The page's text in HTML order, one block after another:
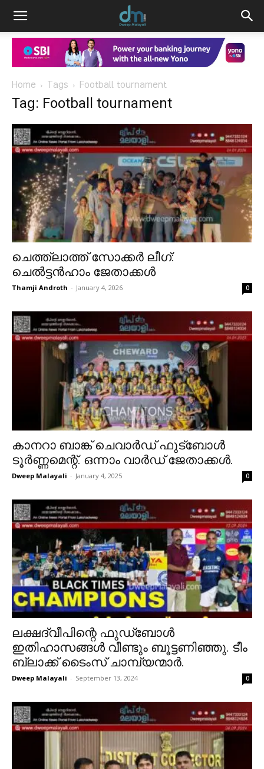
Home Tags Football tournament
Tag: Football tournament
ചെത്ത്‌ലാത്ത് സോക്കർ ലീഗ്:
ചെൽട്ടൻഹാം ജേതാക്കൾ
Thamji Androth - January 4, 2026 0
കാനറാ ബാങ്ക് ചെവാർഡ് ഫുട്ബോൾ
ടൂർണ്ണമെന്റ്. ഒന്നാം വാർഡ് ജേതാക്കൾ.
Dweep Malayali - January 4, 2025 0
ലക്ഷദ്വീപിന്റെ ഫുഡ്ബോൾ
ഇതിഹാസങ്ങൾ വീണ്ടും ബൂട്ടണിഞ്ഞു. ടീം
ബ്ലാക്ക് ടൈംസ് ചാമ്പ്യന്മാർ.
Dweep Malayali - September 13, 2024 0